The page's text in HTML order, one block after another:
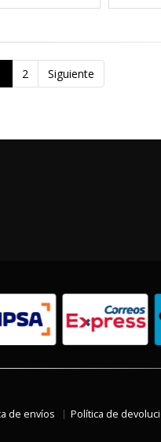
2 Siguiente
de envíos Política de